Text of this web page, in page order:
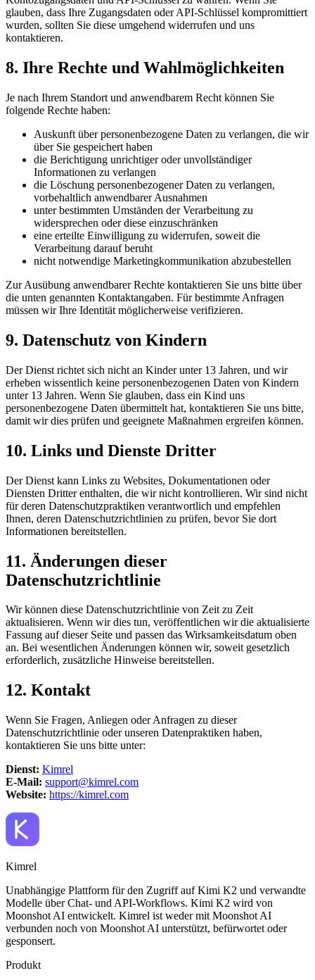
glauben, dass Ihre Zugangsdaten oder API-Schlüssel kompromittiert
wurden, sollten Sie diese umgehend widerrufen und uns
kontaktieren.
8. Ihre Rechte und Wahlmöglichkeiten
Je nach Ihrem Standort und anwendbarem Recht können Sie
folgende Rechte haben:
Auskunft über personenbezogene Daten zu verlangen, die wir
über Sie gespeichert haben
die Berichtigung unrichtiger oder unvollständiger
Informationen zu verlangen
die Löschung personenbezogener Daten zu verlangen,
vorbehaltlich anwendbarer Ausnahmen
unter bestimmten Umständen der Verarbeitung zu
widersprechen oder diese einzuschränken
eine erteilte Einwilligung zu widerrufen, soweit die
Verarbeitung darauf beruht
nicht notwendige Marketingkommunikation abzubestellen
Zur Ausübung anwendbarer Rechte kontaktieren Sie uns bitte über
die unten genannten Kontaktangaben. Für bestimmte Anfragen
müssen wir Ihre Identität möglicherweise verifizieren.
9. Datenschutz von Kindern
Der Dienst richtet sich nicht an Kinder unter 13 Jahren, und wir
erheben wissentlich keine personenbezogenen Daten von Kindern
unter 13 Jahren. Wenn Sie glauben, dass ein Kind uns
personenbezogene Daten übermittelt hat, kontaktieren Sie uns bitte,
damit wir dies prüfen und geeignete Maßnahmen ergreifen können.
10. Links und Dienste Dritter
Der Dienst kann Links zu Websites, Dokumentationen oder
Diensten Dritter enthalten, die wir nicht kontrollieren. Wir sind nicht
für deren Datenschutzpraktiken verantwortlich und empfehlen
Ihnen, deren Datenschutzrichtlinien zu prüfen, bevor Sie dort
Informationen bereitstellen.
11. Änderungen dieser
Datenschutzrichtlinie
Wir können diese Datenschutzrichtlinie von Zeit zu Zeit
aktualisieren. Wenn wir dies tun, veröffentlichen wir die aktualisierte
Fassung auf dieser Seite und passen das Wirksamkeitsdatum oben
an. Bei wesentlichen Änderungen können wir, soweit gesetzlich
erforderlich, zusätzliche Hinweise bereitstellen.
12. Kontakt
Wenn Sie Fragen, Anliegen oder Anfragen zu dieser
Datenschutzrichtlinie oder unseren Datenpraktiken haben,
kontaktieren Sie uns bitte unter:
Dienst: Kimrel
E-Mail: support@kimrel.com
Website: https://kimrel.com
Kimrel
Unabhängige Plattform für den Zugriff auf Kimi K2 und verwandte
Modelle über Chat- und API-Workflows. Kimi K2 wird von
Moonshot AI entwickelt. Kimrel ist weder mit Moonshot AI
verbunden noch von Moonshot AI unterstützt, befürwortet oder
gesponsert.
Produkt